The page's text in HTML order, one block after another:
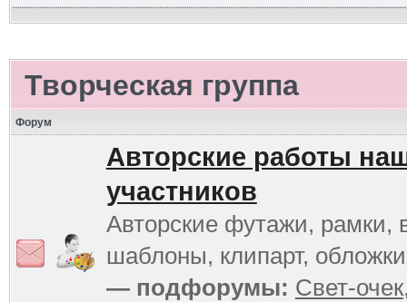
Творческая группа
Форум
Авторские работы
участников
Авторские футажи, рамки,
шаблоны, клипарт,
— подфорумы: Свет-очек